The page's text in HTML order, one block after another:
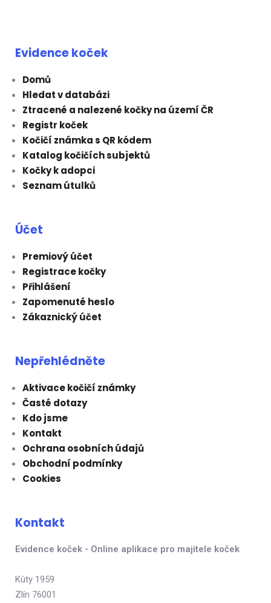
Evidence koček
Domů
Hledat v databázi
Ztracené a nalezené kočky na území ČR
Registr koček
Kočičí známka s QR kódem
Katalog kočičích subjektů
Kočky k adopci
Seznam útulků
Účet
Premiový účet
Registrace kočky
Přihlášení
Zapomenuté heslo
Zákaznický účet
Nepřehlédněte
Aktivace kočičí známky
Časté dotazy
Kdo jsme
Kontakt
Ochrana osobních údajů
Obchodní podmínky
Cookies
Kontakt
Evidence koček - Online aplikace pro majitele koček
Kúty 1959
Zlín 76001